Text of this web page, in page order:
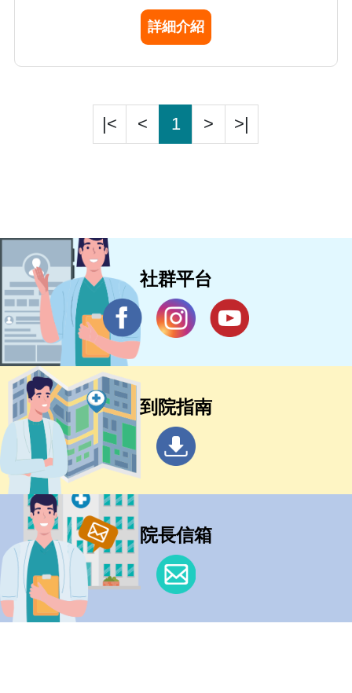
的毒藥物檢驗項目及開放民眾醫療諮詢服務。
詳細介紹
|< < 1 > >|
社群平台
到院指南
院長信箱